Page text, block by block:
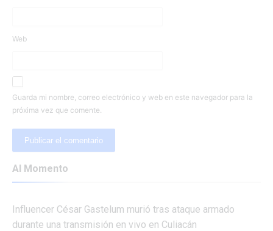
Web
Guarda mi nombre, correo electrónico y web en este navegador para la
próxima vez que comente.
Al Momento
Influencer César Gastelum murió tras ataque armado
durante una transmisión en vivo en Culiacán